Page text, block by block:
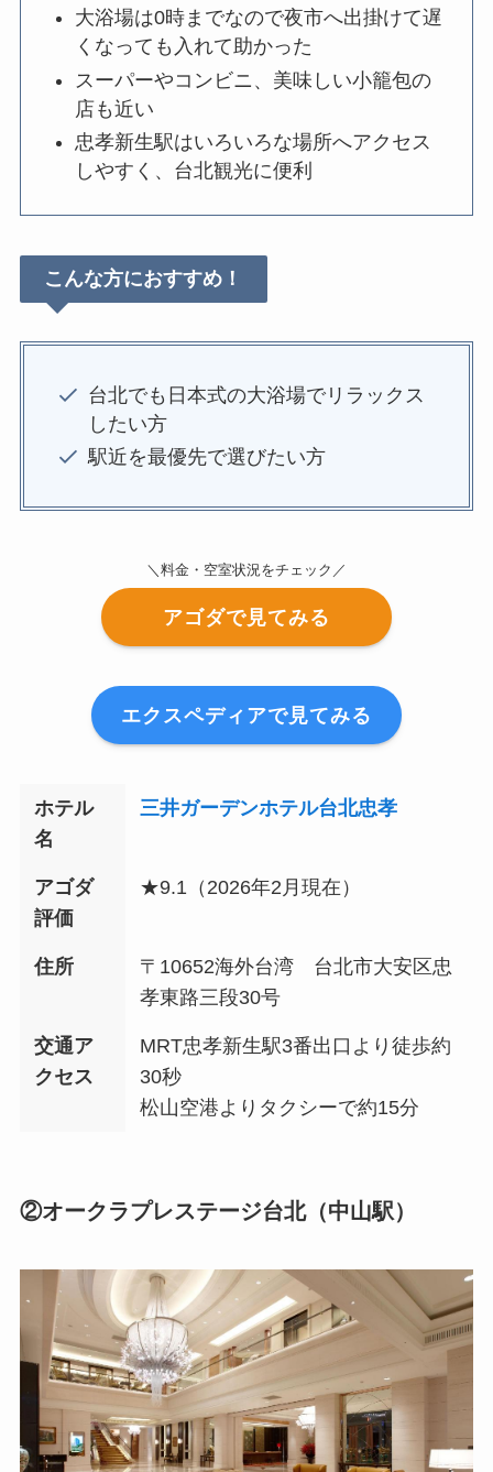
大浴場は0時までなので夜市へ出掛けて遅
くなっても入れて助かった
スーパーやコンビニ、美味しい小籠包の
店も近い
忠孝新生駅はいろいろな場所へアクセス
しやすく、台北観光に便利
こんな方におすすめ！
台北でも日本式の大浴場でリラックス
したい方
駅近を最優先で選びたい方
＼料金・空室状況をチェック／
アゴダで見てみる
エクスペディアで見てみる
ホテル
名
三井ガーデンホテル台北忠孝
アゴダ
評価
★9.1（2026年2月現在）
住所
〒10652海外台湾 台北市大安区忠
孝東路三段30号
交通ア
クセス
MRT忠孝新生駅3番出口より徒歩約
30秒
松山空港よりタクシーで約15分
②オークラプレステージ台北（中山駅）